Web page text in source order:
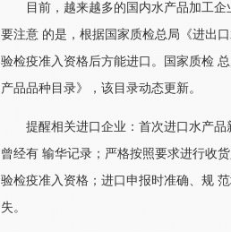
目前，越来越多的国内水产品加工
要注意 的是，根据国家质检总局《进出
验检疫准入资格后方能进口。国家质检
产品品种目录》，该目录动态更新。
提醒相关进口企业：首次进口水产
曾经有 输华记录；严格按照要求进行收
验检疫准入资格；进口申报时准确、规
失。